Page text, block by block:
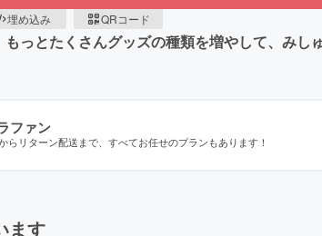
埋め込み QRコード
っとたくさんグッズの種類を増やして、みし
ファン
らリターン配送まで、すべてお任せのプランもあります！
ます